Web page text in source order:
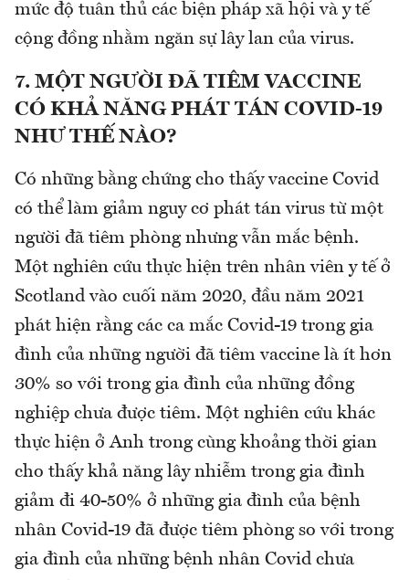
mức độ tuân thủ các biện pháp xã hội và y tế
cộng đồng nhằm ngăn sự lây lan của virus.
7. MỘT NGƯỜI ĐÃ TIÊM VACCINE
CÓ KHẢ NĂNG PHÁT TÁN COVID-19
NHƯ THẾ NÀO?
Có những bằng chứng cho thấy vaccine Covid
có thể làm giảm nguy cơ phát tán virus từ một
người đã tiêm phòng nhưng vẫn mắc bệnh.
Một nghiên cứu thực hiện trên nhân viên y tế ở
Scotland vào cuối năm 2020, đầu năm 2021
phát hiện rằng các ca mắc Covid-19 trong gia
đình của những người đã tiêm vaccine là ít hơn
30% so với trong gia đình của những đồng
nghiệp chưa được tiêm. Một nghiên cứu khác
thực hiện ở Anh trong cùng khoảng thời gian
cho thấy khả năng lây nhiễm trong gia đình
giảm đi 40-50% ở những gia đình của bệnh
nhân Covid-19 đã được tiêm phòng so với trong
gia đình của những bệnh nhân Covid chưa